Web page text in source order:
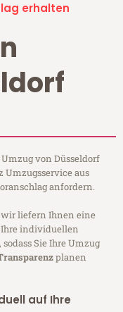
erhalten
von Düsseldorf
Umzugsservice aus
anfordern.
wir liefern Ihnen eine
individuellen
Sie Ihre Umzug
planen
auf Ihre